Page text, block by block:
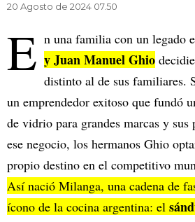
20 Agosto de 2024 07.50
E n una familia con un legado
y Juan Manuel Ghio
distinto al de sus familiares.
un emprendedor exitoso que fundó
de vidrio para grandes marcas y sus
ese negocio, los hermanos Ghio
propio destino en el competitivo
Así nació Milanga, una cadena de
ícono de la cocina argentina: el